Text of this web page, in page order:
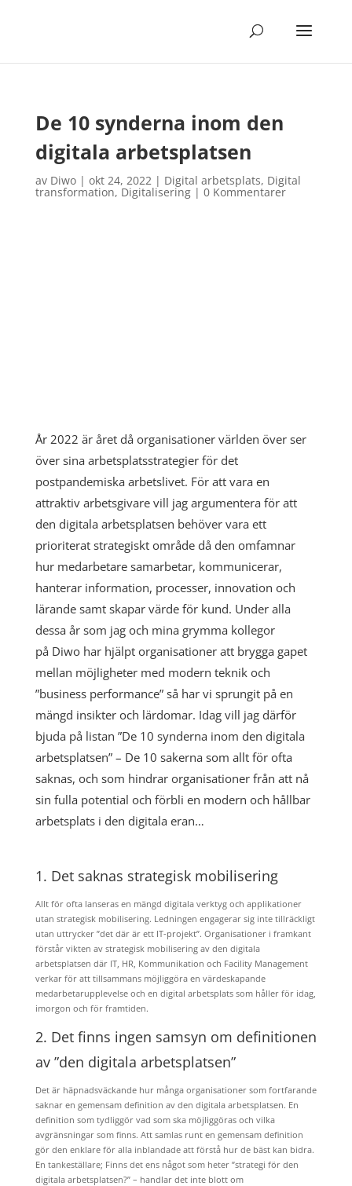
De 10 synderna inom den
digitala arbetsplatsen
av Diwo| okt 24, 2022| Digital arbetsplats, Digital
transformation, Digitalisering| 0 Kommentarer
År 2022 är året då organisationer världen över ser
över sina arbetsplatsstrategier för det
postpandemiska arbetslivet. För att vara en
attraktiv arbetsgivare vill jag argumentera för att
den digitala arbetsplatsen behöver vara ett
prioriterat strategiskt område då den omfamnar
hur medarbetare samarbetar, kommunicerar,
hanterar information, processer, innovation och
lärande samt skapar värde för kund. Under alla
dessa år som jag och mina grymma kollegor
på Diwo har hjälpt organisationer att brygga gapet
mellan möjligheter med modern teknik och
”business performance” så har vi sprungit på en
mängd insikter och lärdomar. Idag vill jag därför
bjuda på listan ”De 10 synderna inom den digitala
arbetsplatsen” – De 10 sakerna som allt för ofta
saknas, och som hindrar organisationer från att nå
sin fulla potential och förbli en modern och hållbar
arbetsplats i den digitala eran…
1. Det saknas strategisk mobilisering
Allt för ofta lanseras en mängd digitala verktyg och applikationer
utan strategisk mobilisering. Ledningen engagerar sig inte tillräckligt
utan uttrycker ”det där är ett IT-projekt”. Organisationer i framkant
förstår vikten av strategisk mobilisering av den digitala
arbetsplatsen där IT, HR, Kommunikation och Facility Management
verkar för att tillsammans möjliggöra en värdeskapande
medarbetarupplevelse och en digital arbetsplats som håller för idag,
imorgon och för framtiden.
2. Det finns ingen samsyn om definitionen
av ”den digitala arbetsplatsen”
Det är häpnadsväckande hur många organisationer som fortfarande
saknar en gemensam definition av den digitala arbetsplatsen. En
definition som tydliggör vad som ska möjliggöras och vilka
avgränsningar som finns. Att samlas runt en gemensam definition
gör den enklare för alla inblandade att förstå hur de bäst kan bidra.
En tankeställare; Finns det ens något som heter ”strategi för den
digitala arbetsplatsen?” – handlar det inte blott om